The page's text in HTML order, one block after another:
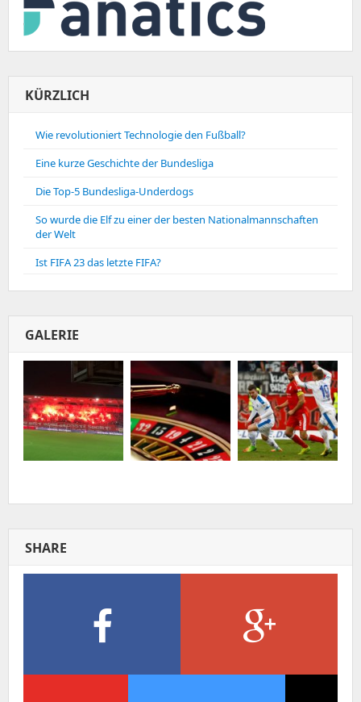
KÜRZLICH
Wie revolutioniert Technologie den Fußball?
Eine kurze Geschichte der Bundesliga
Die Top-5 Bundesliga-Underdogs
So wurde die Elf zu einer der besten Nationalmannschaften
der Welt
Ist FIFA 23 das letzte FIFA?
GALERIE
SHARE